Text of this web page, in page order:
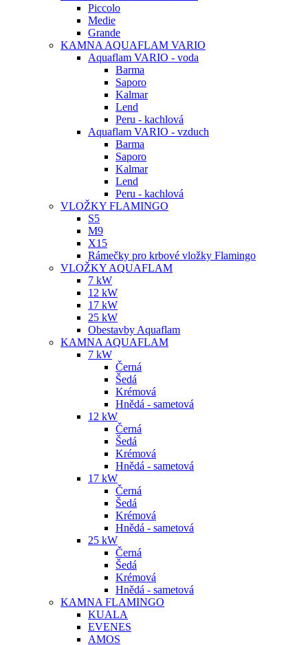
Piccolo
Medie
Grande
KAMNA AQUAFLAM VARIO
Aquaflam VARIO - voda
Barma
Saporo
Kalmar
Lend
Peru - kachlová
Aquaflam VARIO - vzduch
Barma
Saporo
Kalmar
Lend
Peru - kachlová
VLOŽKY FLAMINGO
S5
M9
X15
Rámečky pro krbové vložky Flamingo
VLOŽKY AQUAFLAM
7 kW
12 kW
17 kW
25 kW
Obestavby Aquaflam
KAMNA AQUAFLAM
7 kW
Černá
Šedá
Krémová
Hnědá - sametová
12 kW
Černá
Šedá
Krémová
Hnědá - sametová
17 kW
Černá
Šedá
Krémová
Hnědá - sametová
25 kW
Černá
Šedá
Krémová
Hnědá - sametová
KAMNA FLAMINGO
KUALA
EVENES
AMOS